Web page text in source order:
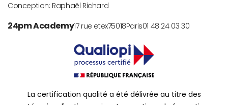
Conception: Raphaël Richard
24pm Academy17 rue etex75018Paris01 48 24 03 30
La certification qualité a été délivrée au titre des